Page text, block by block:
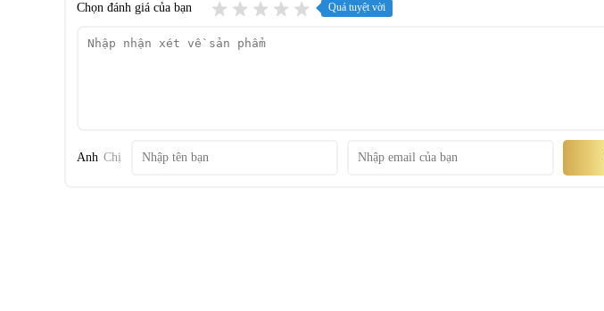
Chọn đánh giá của bạn Quá tuyệt vời
Anh Chị